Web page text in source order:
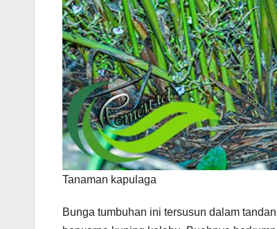
Tanaman kapulaga
Bunga tumbuhan ini tersusun dalam